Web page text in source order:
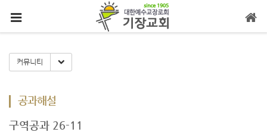
커뮤니티 Toggle Dropdown
공과해설
구역공과 26-11